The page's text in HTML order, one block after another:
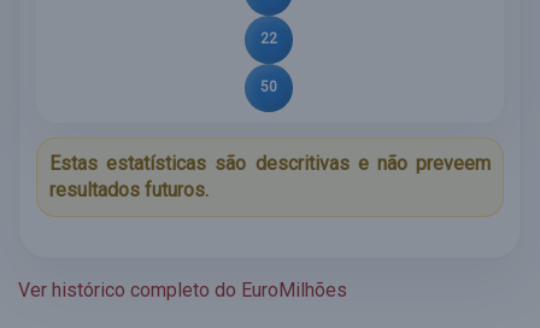
22
50
Estas estatísticas são descritivas e não preveem
resultados futuros.
Ver histórico completo do EuroMilhões